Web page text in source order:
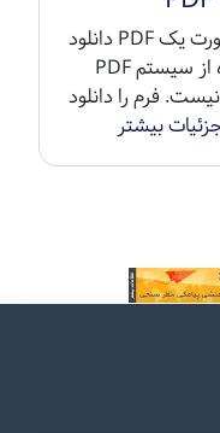
در اینجا میتوانید فرم دماوند را بصورت یک PDF دانلود
و استفاده کنید. در صورت استفاده از سیستم PDF
فرم را دانلود
بیشتر